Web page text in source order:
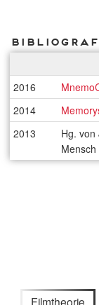
2016
2014
2013
Hg.
Filmtheorie